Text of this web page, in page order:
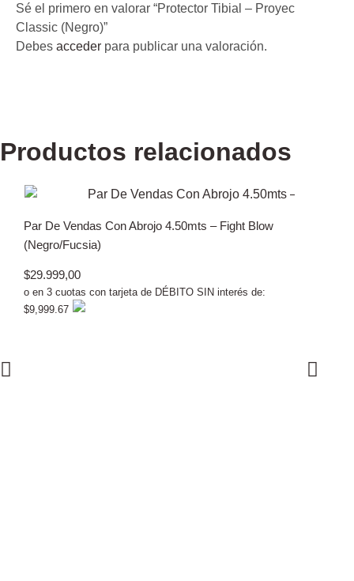
Sé el primero en valorar “Protector Tibial – Proyec
Classic (Negro)”
Debes acceder para publicar una valoración.
Productos relacionados
Par De Vendas Con Abrojo 4.50mts – Fight Blow
(Negro/Fucsia)
$29.999,00
o en 3 cuotas con tarjeta de DÉBITO SIN interés de:
$9,999.67